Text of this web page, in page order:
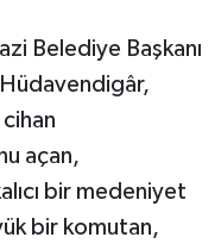
Belediye Başkanı
açan,
bir medeniyet
bir komutan,